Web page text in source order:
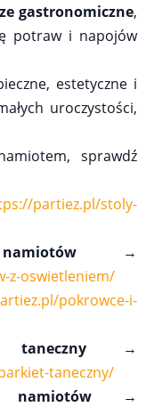
gastronomiczne,
potraw i napojów
estetyczne i
uroczystości,
sprawdź
partiez.pl/stoly-
→
z-oswietleniem/
pokrowce-i-
→
taneczny/
→